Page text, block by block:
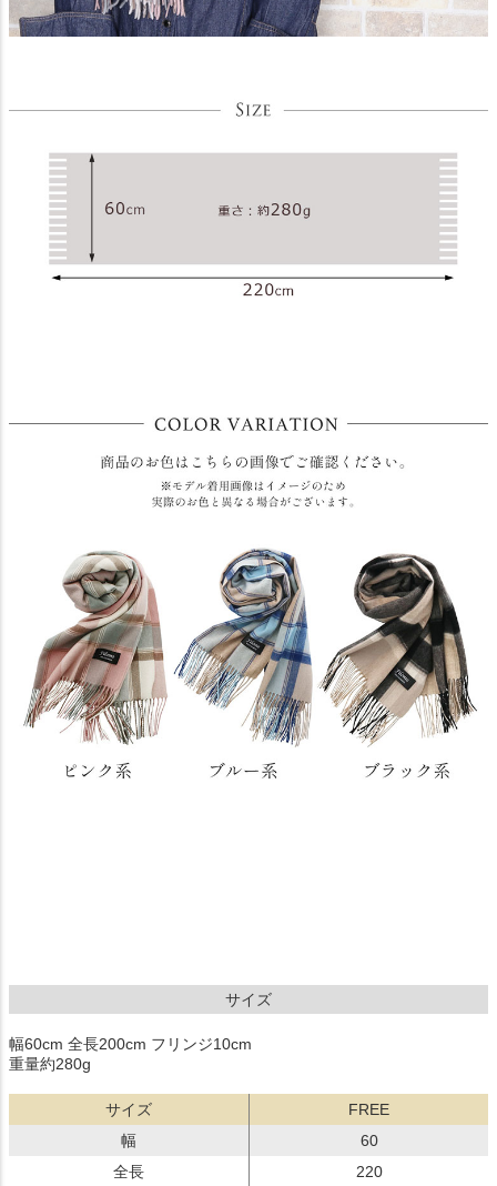
サイズ
幅60cm 全長200cm フリンジ10cm
重量約280g
サイズ
FREE
幅
60
全長
220